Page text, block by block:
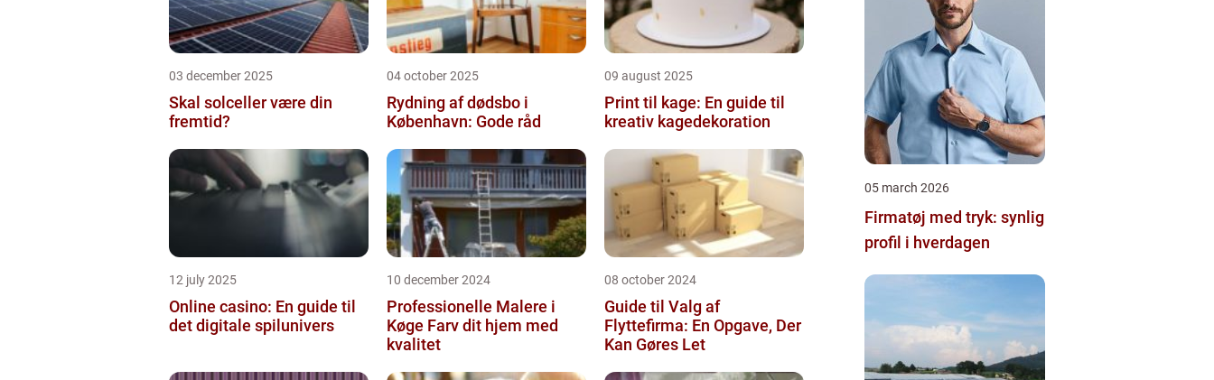
03 december 2025
Skal solceller være din
fremtid?
04 october 2025
Rydning af dødsbo i
København: Gode råd
09 august 2025
Print til kage: En guide til
kreativ kagedekoration
12 july 2025
Online casino: En guide til
det digitale spilunivers
10 december 2024
Professionelle Malere i
Køge Farv dit hjem med
kvalitet
08 october 2024
Guide til Valg af
Flyttefirma: En Opgave, Der
Kan Gøres Let
05 march 2026
Firmatøj med tryk: synlig
profil i hverdagen